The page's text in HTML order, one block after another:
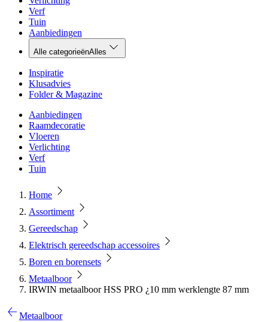
Verf
Tuin
Aanbiedingen
Alle categorieënAlles
Inspiratie
Klusadvies
Folder & Magazine
Aanbiedingen
Raamdecoratie
Vloeren
Verlichting
Verf
Tuin
Home
Assortiment
Gereedschap
Elektrisch gereedschap accessoires
Boren en borensets
Metaalboor
IRWIN metaalboor HSS PRO ¿10 mm werklengte 87 mm
Metaalboor